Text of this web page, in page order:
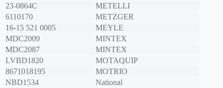
23-0864C
METELLI
6110170
METZGER
16-15 521 0005
MEYLE
MDC2009
MINTEX
MDC2087
MINTEX
LVBD1820
MOTAQUIP
8671018195
MOTRIO
NBD1534
National